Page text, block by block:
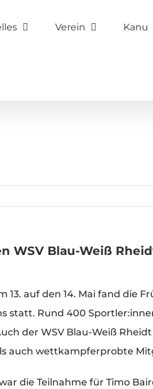
Verein Kanu
WSV Blau-Weiß
13. auf den 14. Mai fand die
statt. Rund 400
der WSV Blau-Weiß
auch wettkampferprobte
die Teilnahme für Timo